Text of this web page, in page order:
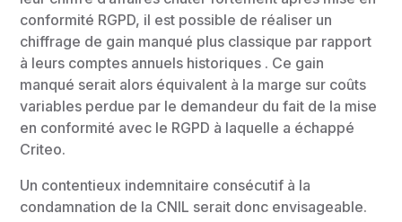
conformité RGPD, il est possible de réaliser un
chiffrage de gain manqué plus classique par rapport
à leurs comptes annuels historiques . Ce gain
manqué serait alors équivalent à la marge sur coûts
variables perdue par le demandeur du fait de la mise
en conformité avec le RGPD à laquelle a échappé
Criteo.
Un contentieux indemnitaire consécutif à la
condamnation de la CNIL serait donc envisageable.